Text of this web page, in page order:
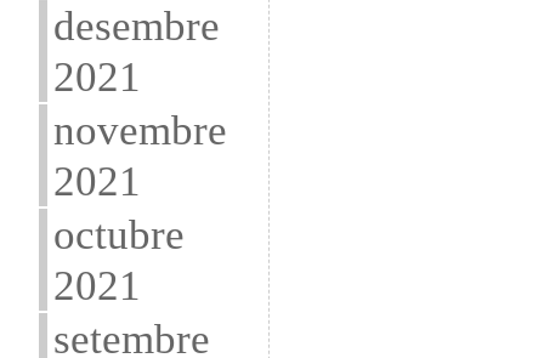
desembre
2021
novembre
2021
octubre
2021
setembre